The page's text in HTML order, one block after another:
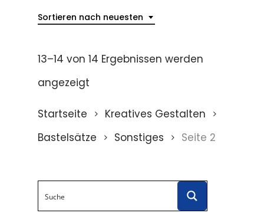
Sortieren nach neuesten
13–14 von 14 Ergebnissen werden
angezeigt
Startseite
Kreatives Gestalten
Bastelsätze
Sonstiges Seite 2